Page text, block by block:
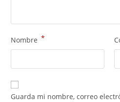
Nombre *
Guarda mi nombre, correo